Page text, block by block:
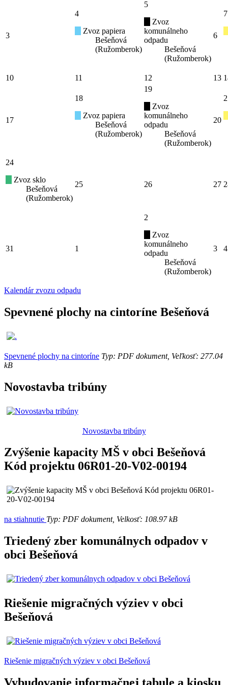
3
4
Zvoz papiera
Bešeňová
(Ružomberok)
5
Zvoz
komunálneho
odpadu
Bešeňová
(Ružomberok)
6
7
10 11 12 13
17
18
Zvoz papiera
Bešeňová
(Ružomberok)
19
Zvoz
komunálneho
odpadu
Bešeňová
(Ružomberok)
20
24
Zvoz sklo
Bešeňová
(Ružomberok)
25 26 27
31 1
2
Zvoz
komunálneho
odpadu
Bešeňová
(Ružomberok)
3 4
Kalendár zvozu odpadu
Spevnené plochy na cintoríne Bešeňová
Spevnené plochy na cintoríne Typ: PDF dokument, Veľkosť: 277.04
kB
Novostavba tribúny
Novostavba tribúny
Zvýšenie kapacity MŠ v obci Bešeňová
Kód projektu 06R01-20-V02-00194
na stiahnutie Typ: PDF dokument, Velkosť: 108.97 kB
Triedený zber komunálnych odpadov v
obci Bešeňová
Riešenie migračných výziev v obci
Bešeňová
Riešenie migračných výziev v obci Bešeňová